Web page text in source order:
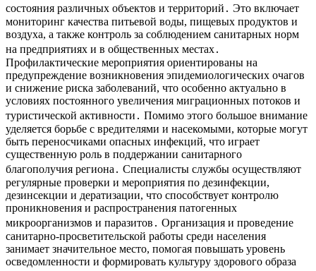
состояния различных объектов и территорий․ Это включает
мониторинг качества питьевой воды, пищевых продуктов и
воздуха, а также контроль за соблюдением санитарных норм
на предприятиях и в общественных местах․
Профилактические мероприятия ориентированы на
предупреждение возникновения эпидемиологических очагов
и снижение риска заболеваний, что особенно актуально в
условиях постоянного увеличения миграционных потоков и
туристической активности․ Помимо этого большое внимание
уделяется борьбе с вредителями и насекомыми, которые могут
быть переносчиками опасных инфекций, что играет
существенную роль в поддержании санитарного
благополучия региона․ Специалисты службы осуществляют
регулярные проверки и мероприятия по дезинфекции,
дезинсекции и дератизации, что способствует контролю
проникновения и распространения патогенных
микроорганизмов и паразитов․ Организация и проведение
санитарно-просветительской работы среди населения
занимает значительное место, помогая повышать уровень
осведомленности и формировать культуру здорового образа